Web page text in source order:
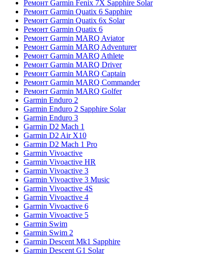
Ремонт Garmin Fenix 7X Sapphire Solar
Ремонт Garmin Quatix 6 Sapphire
Ремонт Garmin Quatix 6x Solar
Ремонт Garmin Quatix 6
Ремонт Garmin MARQ Aviator
Ремонт Garmin MARQ Adventurer
Ремонт Garmin MARQ Athlete
Ремонт Garmin MARQ Driver
Ремонт Garmin MARQ Captain
Ремонт Garmin MARQ Commander
Ремонт Garmin MARQ Golfer
Garmin Enduro 2
Garmin Enduro 2 Sapphire Solar
Garmin Enduro 3
Garmin D2 Mach 1
Garmin D2 Air X10
Garmin D2 Mach 1 Pro
Garmin Vivoactive
Garmin Vivoactive HR
Garmin Vivoactive 3
Garmin Vivoactive 3 Music
Garmin Vivoactive 4S
Garmin Vivoactive 4
Garmin Vivoactive 6
Garmin Vivoactive 5
Garmin Swim
Garmin Swim 2
Garmin Descent Mk1 Sapphire
Garmin Descent G1 Solar